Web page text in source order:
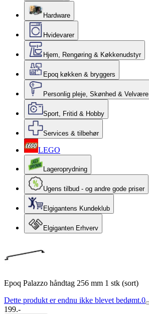
Hardware
Hvidevarer
Hjem, Rengøring & Køkkenudstyr
Epoq køkken & bryggers
Personlig pleje, Skønhed & Velvære
Sport, Fritid & Hobby
Services & tilbehør
LEGO
Lageroprydning
Ugens tilbud - og andre gode priser
Elgigantens Kundeklub
Elgiganten Erhverv
Epoq Palazzo håndtag 256 mm 1 stk (sort)
Dette produkt er endnu ikke blevet bedømt.0
199.-